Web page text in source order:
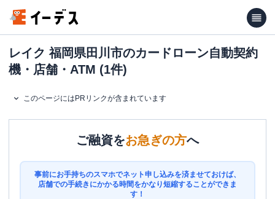
レイク 福岡県田川市のカードローン自動契約
機・店舗・ATM (1件)
このページにはPRリンクが含まれています
ご融資をお急ぎの方へ
事前にお手持ちのスマホでネット申し込みを済ませておけば、
店舗での手続きにかかる時間をかなり短縮することができま
す！